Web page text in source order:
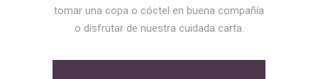
tomar una copa o cóctel en buena compañía
o disfrutar de nuestra cuidada carta.